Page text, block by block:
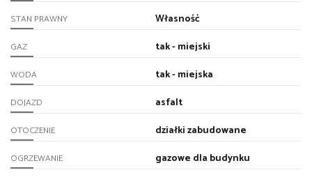
STAN PRAWNY Własność
GAZ tak - miejski
WODA tak - miejska
DOJAZD asfalt
OTOCZENIE działki zabudowane
OGRZEWANIE gazowe dla budynku